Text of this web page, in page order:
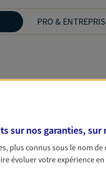
PRO &
sur nos garanties, sur
plus connus sous le nom de
évoluer votre expérience